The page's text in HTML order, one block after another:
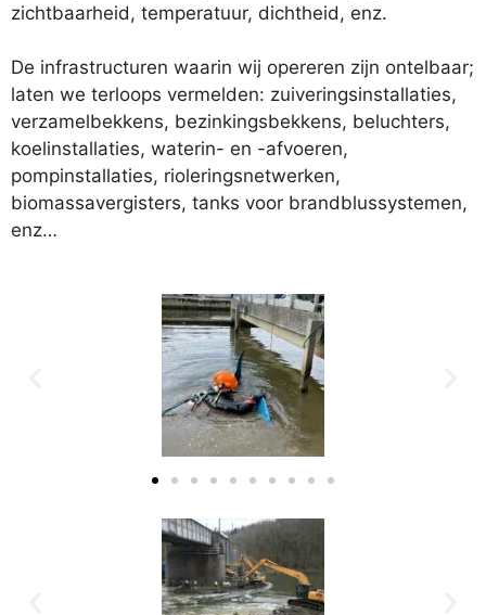
zichtbaarheid, temperatuur, dichtheid, enz.
De infrastructuren waarin wij opereren zijn ontelbaar;
laten we terloops vermelden: zuiveringsinstallaties,
verzamelbekkens, bezinkingsbekkens, beluchters,
koelinstallaties, waterin- en -afvoeren,
pompinstallaties, rioleringsnetwerken,
biomassavergisters, tanks voor brandblussystemen,
enz…